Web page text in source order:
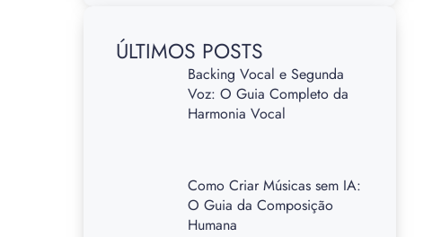
ÚLTIMOS POSTS
Backing Vocal e Segunda
Voz: O Guia Completo da
Harmonia Vocal
Como Criar Músicas sem IA:
O Guia da Composição
Humana